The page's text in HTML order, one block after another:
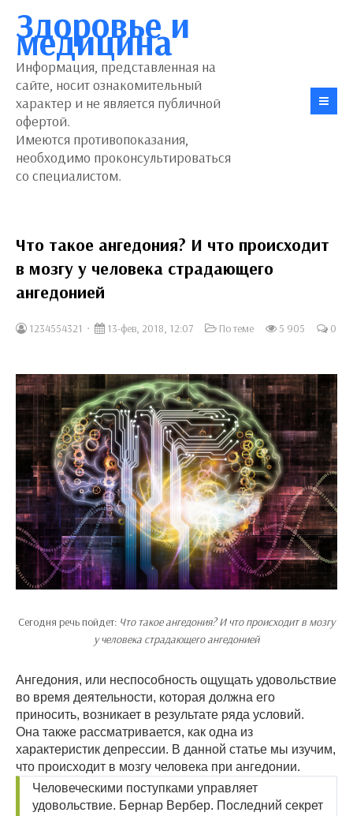
Здоровье и
медицина
Информация, представленная на
сайте, носит ознакомительный
характер и не является публичной
офертой.
Имеются противопоказания,
необходимо проконсультироваться
со специалистом.
Что такое ангедония? И что происходит
в мозгу у человека страдающего
ангедонией
1234554321 13-фев, 2018, 12:07 По теме 5 905 0
Сегодня речь пойдет: Что такое ангедония? И что происходит в мозгу
у человека страдающего ангедонией
Ангедония, или неспособность ощущать удовольствие
во время деятельности, которая должна его
приносить, возникает в результате ряда условий.
Она также рассматривается, как одна из
характеристик депрессии. В данной статье мы изучим,
что происходит в мозгу человека при ангедонии.
Человеческими поступками управляет
удовольствие. Бернар Вербер. Последний секрет